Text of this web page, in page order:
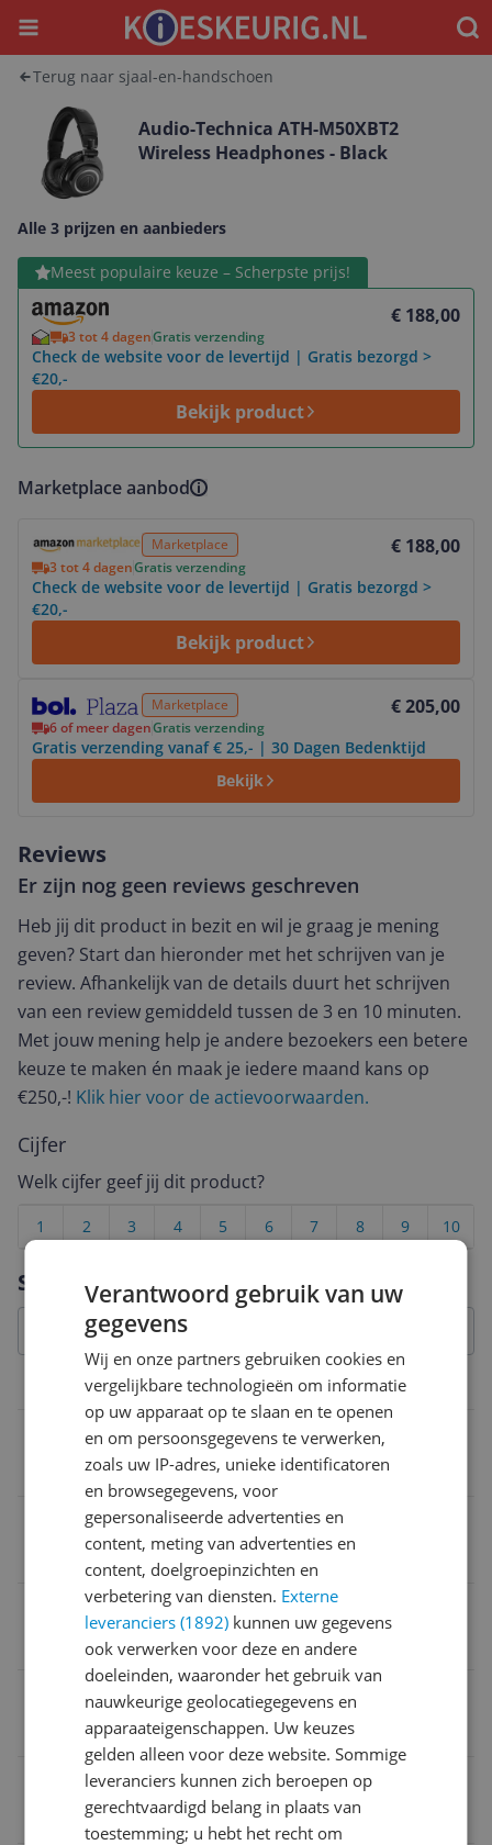
Menu
Terug naar sjaal-en-handschoen
Audio-Technica ATH-M50XBT2
Wireless Headphones - Black
Alle 3 prijzen en aanbieders
Meest populaire keuze – Scherpste prijs!
€ 188,00
3 tot 4 dagenGratis verzending
Check de website voor de levertijd | Gratis bezorgd >
€20,-
Bekijk product
Bekijk product
Marketplace aanbod
Marketplace € 188,00
3 tot 4 dagenGratis verzending
Check de website voor de levertijd | Gratis bezorgd >
€20,-
Bekijk product
Marketplace € 205,00
6 of meer dagenGratis verzending
Gratis verzending vanaf € 25,- | 30 Dagen Bedenktijd
Bekijk
Specificaties
Overige kenmerken
Compatibel met
Mobiele data verbinding mogelijk
Wifi vereist
Kan zelfstandig met internet verbinden
Type merchandise
Hoofdtelefoons
Reviews
Er zijn nog geen reviews geschreven
Heb jij dit product in bezit en wil je graag je mening
geven? Start dan hieronder met het schrijven van je
review. Afhankelijk van de details duurt het schrijven
van een review gemiddeld tussen de 3 en 10 minuten.
Met jouw mening help je andere bezoekers een betere
keuze te maken én maak je iedere maand kans op
€250,-! Klik hier voor de actievoorwaarden.
Cijfer
Welk cijfer geef jij dit product?
10
9
8
7
6
5
4
3
2
1
Verantwoord gebruik van uw
gegevens
Wij en onze partners gebruiken cookies en
vergelijkbare technologieën om informatie
op uw apparaat op te slaan en te openen
en om persoonsgegevens te verwerken,
zoals uw IP-adres, unieke identificatoren
en browsegegevens, voor
gepersonaliseerde advertenties en
content, meting van advertenties en
content, doelgroepinzichten en
verbetering van diensten. Externe
leveranciers (1892) kunnen uw gegevens
ook verwerken voor deze en andere
doeleinden, waaronder het gebruik van
nauwkeurige geolocatiegegevens en
apparaateigenschappen. Uw keuzes
gelden alleen voor deze website. Sommige
leveranciers kunnen zich beroepen op
gerechtvaardigd belang in plaats van
toestemming; u hebt het recht om